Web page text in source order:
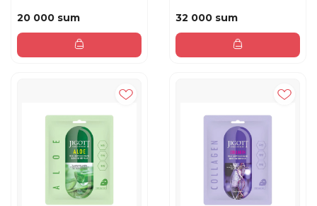
20 000 sum 32 000 sum